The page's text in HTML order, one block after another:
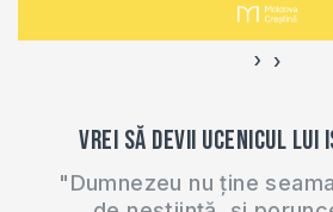
‹ ›
Vrei să devii ucenicul lui
"Dumnezeu nu ține